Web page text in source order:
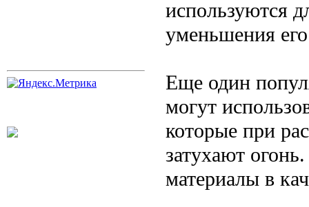
используются
уменьшения
Еще один
могут
которые при
затухают
материалы в